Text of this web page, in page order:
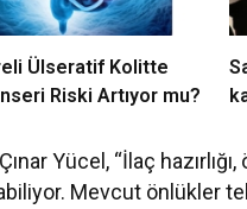
Ülseratif Kolitte
Riski Artıyor mu?
Yücel, “İlaç
Mevcut önlükler